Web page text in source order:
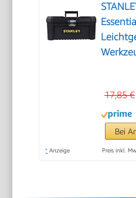
17,85 €
Bei
* Anzeige Preis inkl.